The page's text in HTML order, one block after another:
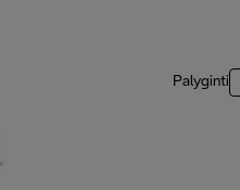
Palyginti